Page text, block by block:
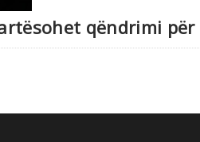
qëndrimi për